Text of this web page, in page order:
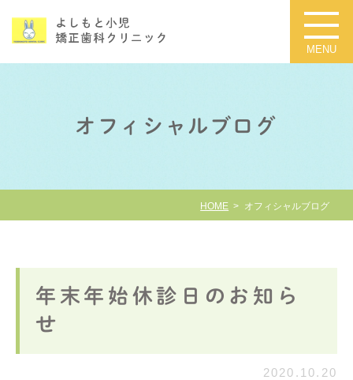
オフィシャルブログ
HOME オフィシャルブログ
年末年始休診日のお知ら
せ
2020.10.20